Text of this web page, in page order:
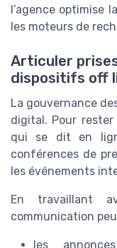
l’agence optimise
les moteurs de
Articuler
dispositifs off
La gouvernance
digital. Pour
qui se dit en
conférences de
les événements
En travaillant
communication
les